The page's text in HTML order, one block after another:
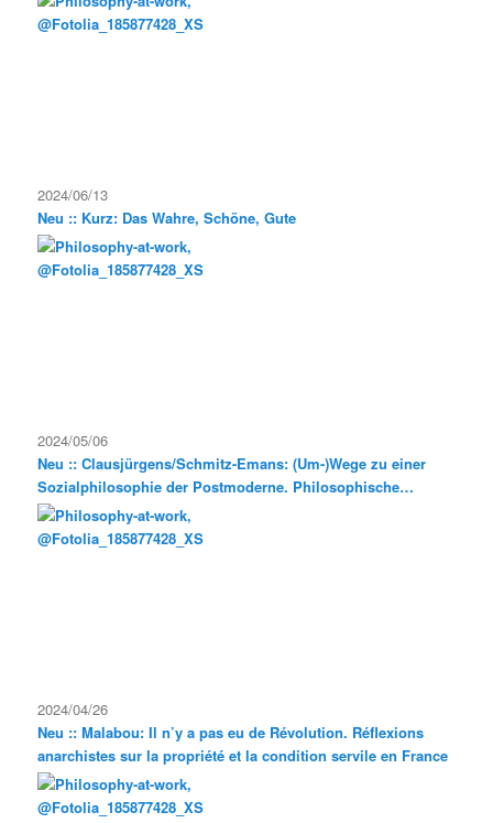
2024/06/13
Neu :: Kurz: Das Wahre, Schöne, Gute
2024/05/06
Neu :: Clausjürgens/Schmitz-Emans: (Um-)Wege zu einer
Sozialphilosophie der Postmoderne. Philosophische
Exkursionen
2024/04/26
Neu :: Malabou: Il n’y a pas eu de Révolution. Réflexions
anarchistes sur la propriété et la condition servile en France